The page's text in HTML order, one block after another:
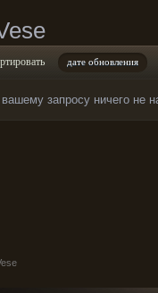
дате обновления
запросу ничего не